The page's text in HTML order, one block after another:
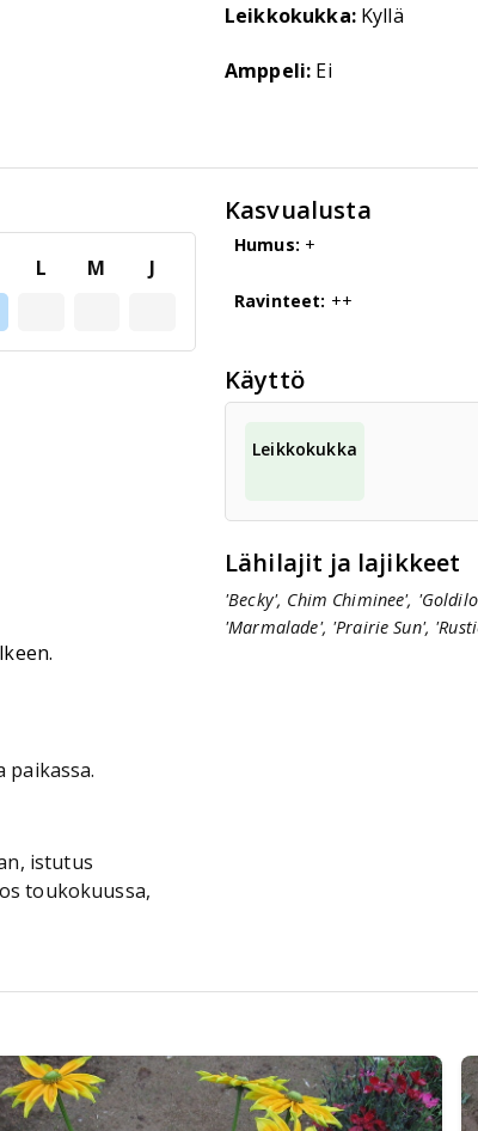
Leikkokukka: Kyllä
Amppeli: Ei
L M J
paikassa.
istutus
toukokuussa,
Kasvualusta
Humus: +
Ravinteet: ++
Käyttö
Leikkokukka
Lähilajit ja lajikkeet
'Becky', Chim Chiminee',
'Marmalade', 'Prairie Sun',